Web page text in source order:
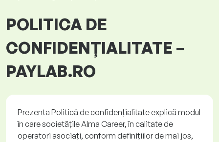
POLITICA DE
CONFIDENȚIALITATE –
PAYLAB.RO
Prezenta Politică de confidențialitate explică modul
în care societățile Alma Career, în calitate de
operatori asociați, conform definițiilor de mai jos,